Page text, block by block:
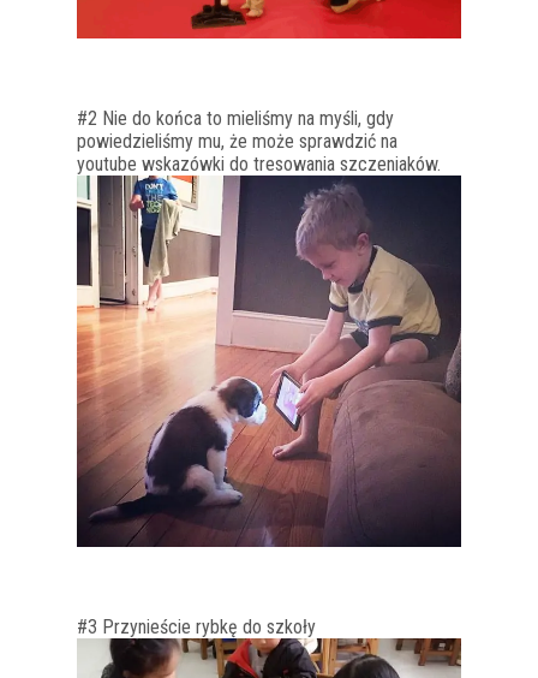
#2 Nie do końca to mieliśmy na myśli, gdy
powiedzieliśmy mu, że może sprawdzić na
youtube wskazówki do tresowania szczeniaków.
#3 Przynieście rybkę do szkoły